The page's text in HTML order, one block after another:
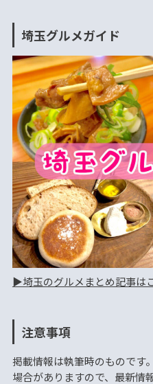
埼玉グルメガイド
▶︎埼玉のグルメまとめ記事は
注意事項
掲載情報は執筆時のものです
場合がありますので、最新情